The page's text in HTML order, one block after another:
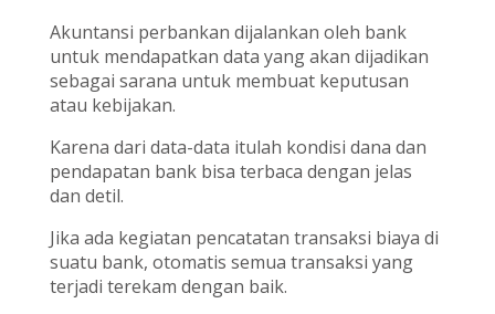
Akuntansi perbankan dijalankan oleh bank
untuk mendapatkan data yang akan dijadikan
sebagai sarana untuk membuat keputusan
atau kebijakan.
Karena dari data-data itulah kondisi dana dan
pendapatan bank bisa terbaca dengan jelas
dan detil.
Jika ada kegiatan pencatatan transaksi biaya di
suatu bank, otomatis semua transaksi yang
terjadi terekam dengan baik.